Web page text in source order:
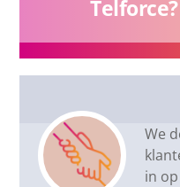
Telforce?
We
in